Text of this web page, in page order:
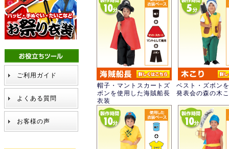
ご利用ガイド
よくある質問
お客様の声
帽子・マントスカートズ
ボンを使用した海賊船長
衣装
ベスト・ズボン
発表会の森の木